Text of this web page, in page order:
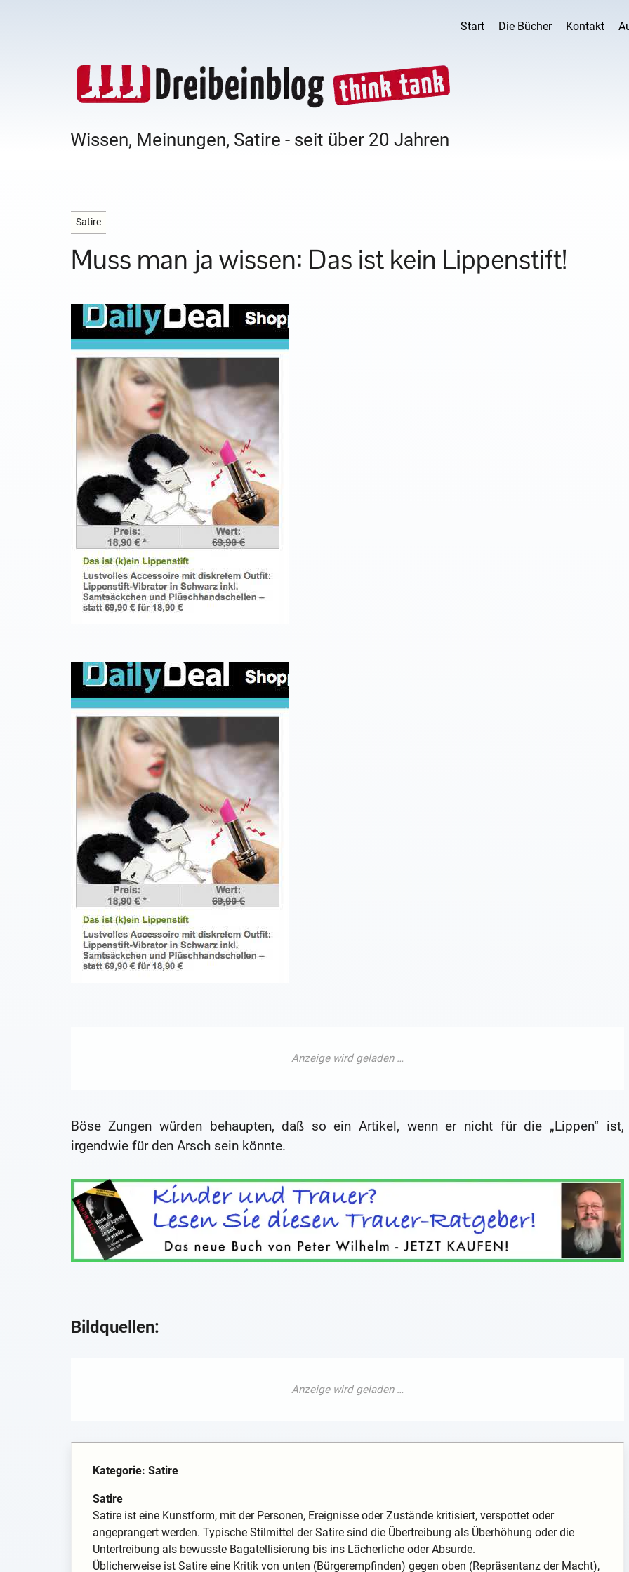
Start Die Bücher Kontakt
Wissen, Meinungen, Satire - seit über 20 Jahren
Satire
Muss man ja wissen: Das ist kein Lippenstift!
Böse Zungen würden behaupten, daß so ein Artikel, wenn er nicht für die „Lippen“ ist,
irgendwie für den Arsch sein könnte.
Bildquellen:
Kategorie: Satire
Satire
Satire ist eine Kunstform, mit der Personen, Ereignisse oder Zustände kritisiert, verspottet oder
angeprangert werden. Typische Stilmittel der Satire sind die Übertreibung als Überhöhung oder die
Untertreibung als bewusste Bagatellisierung bis ins Lächerliche oder Absurde.
Üblicherweise ist Satire eine Kritik von unten (Bürgerempfinden) gegen oben (Repräsentanz der Macht),